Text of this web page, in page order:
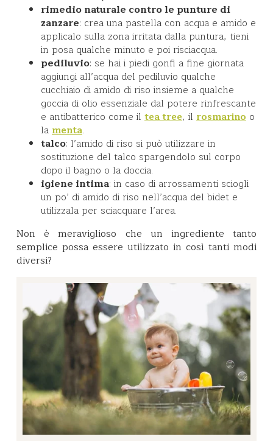
rimedio naturale contro le punture di
zanzare: crea una pastella con acqua e amido e
applicalo sulla zona irritata dalla puntura, tieni
in posa qualche minuto e poi risciacqua.
pediluvio: se hai i piedi gonfi a fine giornata
aggiungi all’acqua del pediluvio qualche
cucchiaio di amido di riso insieme a qualche
goccia di olio essenziale dal potere rinfrescante
e antibatterico come il tea tree, il rosmarino o
la menta.
talco: l’amido di riso si può utilizzare in
sostituzione del talco spargendolo sul corpo
dopo il bagno o la doccia.
igiene intima: in caso di arrossamenti sciogli
un po’ di amido di riso nell’acqua del bidet e
utilizzala per sciacquare l’area.
Non è meraviglioso che un ingrediente tanto
semplice possa essere utilizzato in così tanti modi
diversi?